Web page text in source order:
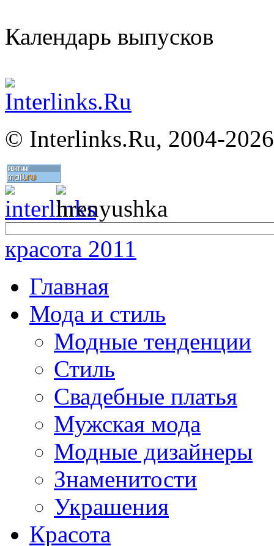
Календарь выпусков
© Interlinks.Ru, 2004-2026
красота 2011
Главная
Мода и стиль
Модные тенденции
Стиль
Свадебные платья
Мужская мода
Модные дизайнеры
Знаменитости
Украшения
Красота